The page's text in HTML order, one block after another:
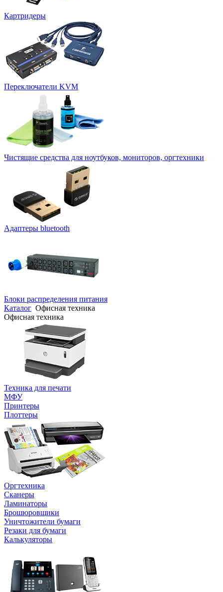
Картридеры
Переключатели KVM
Чистящие средства для ноутбуков, мониторов, оргтехники
Адаптеры bluetooth
Блоки распределения питания
Каталог Офисная техника
Офисная техника
Техника для печати
МФУ
Принтеры
Плоттеры
Оргтехника
Сканеры
Ламинаторы
Брошюровщики
Уничтожители бумаги
Резаки для бумаги
Калькуляторы